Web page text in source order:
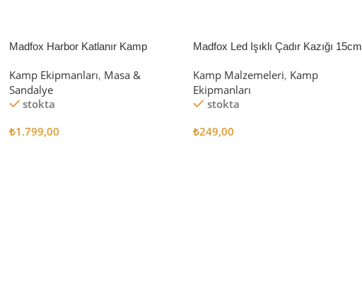
Madfox Harbor Katlanır Kamp
Kamp Ekipmanları, Masa &
Sandalye
stokta
₺1.799,00
Madfox Led Işıklı Çadır Kazığı 15cm
Kamp Malzemeleri, Kamp
Ekipmanları
stokta
₺249,00